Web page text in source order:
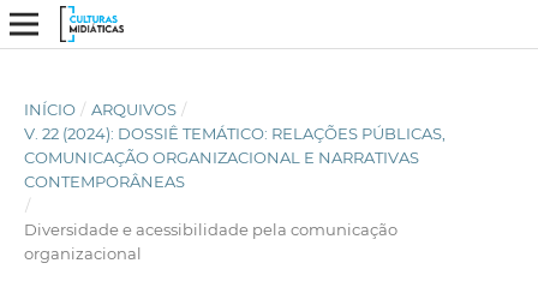
INÍCIO / ARQUIVOS /
V. 22 (2024): DOSSIÊ TEMÁTICO: RELAÇÕES PÚBLICAS,
COMUNICAÇÃO ORGANIZACIONAL E NARRATIVAS
CONTEMPORÂNEAS
/
Diversidade e acessibilidade pela comunicação
organizacional